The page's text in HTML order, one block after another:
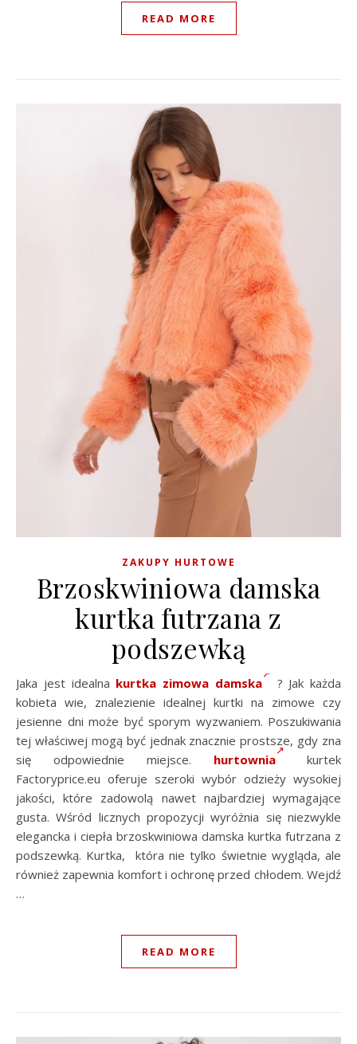
READ MORE
ZAKUPY HURTOWE
Brzoskwiniowa damska
kurtka futrzana z
podszewką
Jaka jest idealna kurtka zimowa damska
? Jak każda
kobieta wie, znalezienie idealnej kurtki na zimowe czy
jesienne dni może być sporym wyzwaniem. Poszukiwania
tej właściwej mogą być jednak znacznie prostsze, gdy zna
się odpowiednie miejsce. hurtownia
kurtek
Factoryprice.eu oferuje szeroki wybór odzieży wysokiej
jakości, które zadowolą nawet najbardziej wymagające
gusta. Wśród licznych propozycji wyróżnia się niezwykle
elegancka i ciepła brzoskwiniowa damska kurtka futrzana z
podszewką. Kurtka, która nie tylko świetnie wygląda, ale
również zapewnia komfort i ochronę przed chłodem. Wejdź
…
READ MORE